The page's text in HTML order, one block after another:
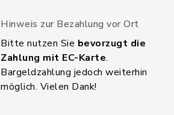
Hinweis zur Bezahlung vor Ort
Bitte nutzen Sie bevorzugt die
Zahlung mit EC-Karte.
Bargeldzahlung jedoch weiterhin
möglich. Vielen Dank!